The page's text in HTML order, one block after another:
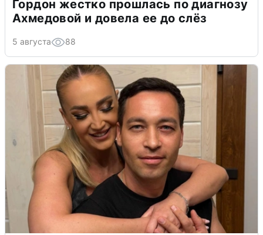
Гордон жестко прошлась по диагнозу
Ахмедовой и довела ее до слёз
5 августа 88